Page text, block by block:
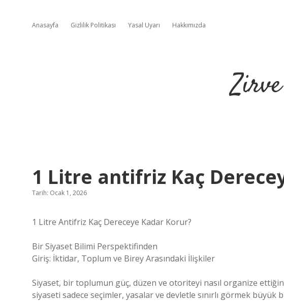
Anasayfa Gizlilik Politikası Yasal Uyarı Hakkımızda
1 Litre antifriz Kaç
Tarih: Ocak 1, 2026
1 Litre Antifriz Kaç Dereceye Kadar Korur?
Bir Siyaset Bilimi Perspektifinden
Giriş: İktidar, Toplum ve Birey Arasındaki İlişkiler
Siyaset, bir toplumun güç, düzen ve otoriteyi nasıl organize
siyaseti sadece seçimler, yasalar ve devletle sınırlı görmek büyük